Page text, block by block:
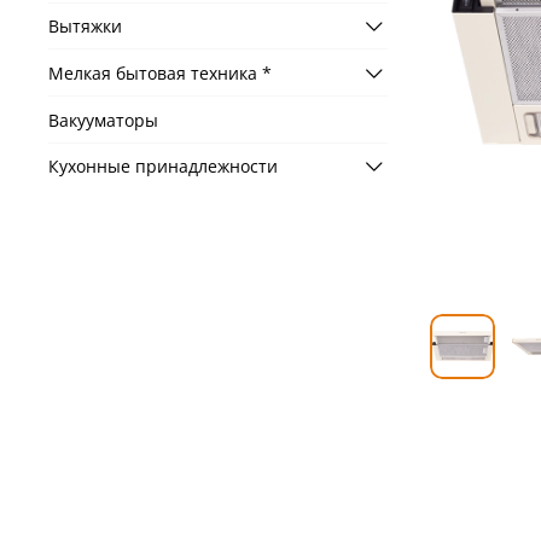
Вытяжки
Мелкая бытовая техника *
Вакууматоры
Кухонные принадлежности